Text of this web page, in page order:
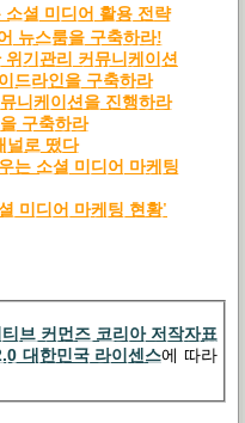
소셜 미디어 활용 전략
뉴스룸을 구축하라!
위기관리 커뮤니케이션
드라인을 구축하라
니케이션을 진행하라
구축하라
널로 떴다
는 소셜 미디어 마케팅
미디어 마케팅 현황'
브 커먼즈 코리아 저작자표
대한민국 라이센스에 따라